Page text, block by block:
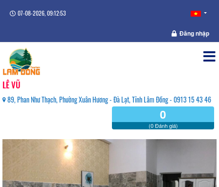
07-08-2026, 09:12:54
Đăng nhập
LÊ VŨ
89, Phan Như Thạch, Phường Xuân Hương - Đà Lạt, Tỉnh Lâm Đồng - 0913 15 43 46
0
(0 Đánh giá)